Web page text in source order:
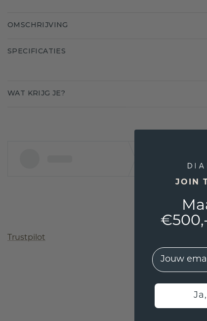
OMSCHRIJVING
SPECIFICATIES
WAT KRIJG JE?
Trustpilot
JOIN
EMail